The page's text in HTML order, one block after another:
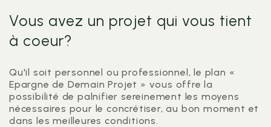
Vous avez un projet qui vous tient
à coeur?
Qu'il soit personnel ou professionnel, le plan «
Epargne de Demain Projet » vous offre la
possibilité de palnifier sereinement les moyens
nécessaires pour le concrétiser, au bon moment et
dans les meilleures conditions.